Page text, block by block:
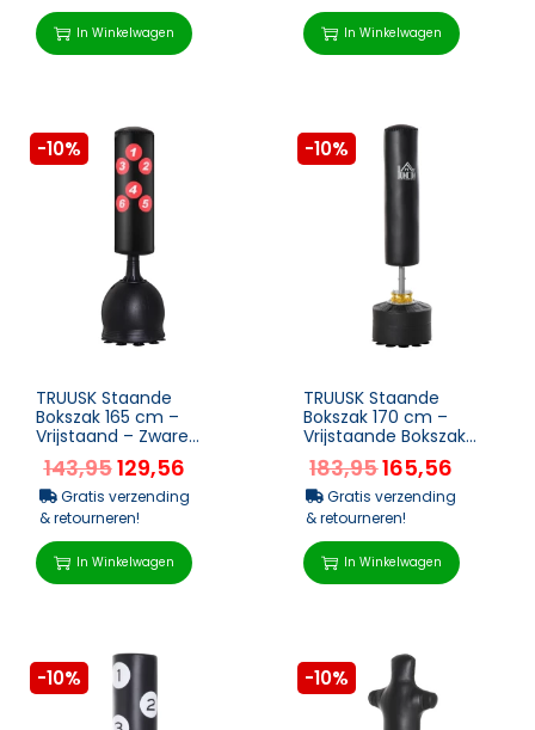
In Winkelwagen In Winkelwagen
-10%
TRUUSK Staande
Bokszak 165 cm –
Vrijstaand – Zware
Bokszak met
Zuignapbodem –
Gesc...
143,95129,56
Gratis verzending
& retourneren!
In Winkelwagen
-10%
TRUUSK Staande
Bokszak 170 cm –
Vrijstaande Bokszak
met Zuignapbodem –
Heavy-duty Bokspa...
183,95165,56
Gratis verzending
& retourneren!
In Winkelwagen
-10% -10%